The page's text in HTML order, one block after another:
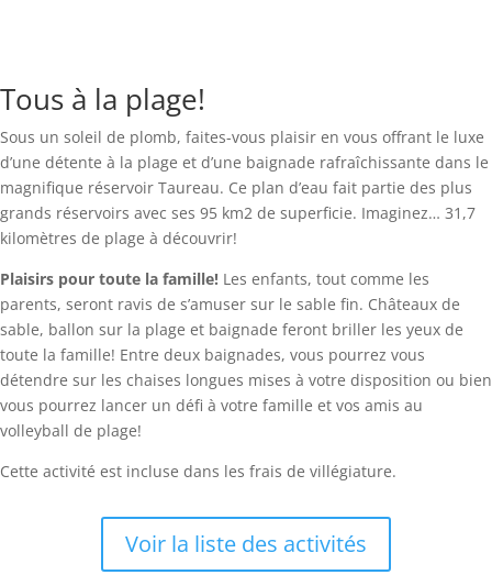
Tous à la plage!
Sous un soleil de plomb, faites-vous plaisir en vous offrant le luxe
d’une détente à la plage et d’une baignade rafraîchissante dans le
magnifique réservoir Taureau. Ce plan d’eau fait partie des plus
grands réservoirs avec ses 95 km2 de superficie. Imaginez… 31,7
kilomètres de plage à découvrir!
Plaisirs pour toute la famille! Les enfants, tout comme les
parents, seront ravis de s’amuser sur le sable fin. Châteaux de
sable, ballon sur la plage et baignade feront briller les yeux de
toute la famille! Entre deux baignades, vous pourrez vous
détendre sur les chaises longues mises à votre disposition ou bien
vous pourrez lancer un défi à votre famille et vos amis au
volleyball de plage!
Cette activité est incluse dans les frais de villégiature.
Voir la liste des activités